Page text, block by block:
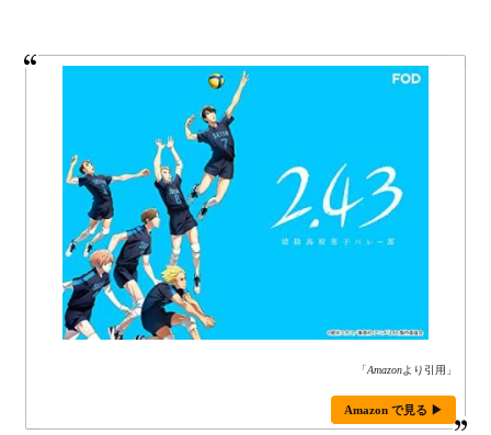
「Amazonより引用」
Amazon で見る ▶